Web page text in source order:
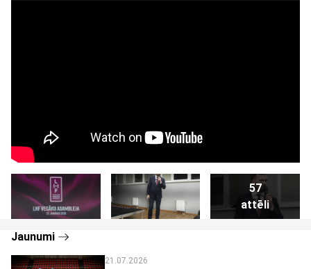
57
attēli
Jaunumi
21.07.2026